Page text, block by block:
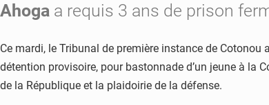
Ahoga a requis 3 ans de prison
Ce mardi, le Tribunal de première instance de Cotonou
détention provisoire, pour bastonnade d’un jeune à la
de la République et la plaidoirie de la défense.